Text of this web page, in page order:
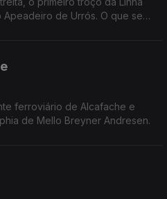
de Urrós. O que se
ferroviário de Alcafache e
de Mello Breyner Andresen.